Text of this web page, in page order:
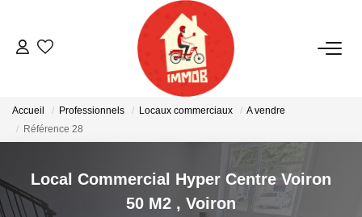
ACHETER
ESTIMER
Accueil Professionnels Locaux commerciaux
A vendre
Référence 28
Local Commercial Hyper Centre Voiron
50 M2 , Voiron